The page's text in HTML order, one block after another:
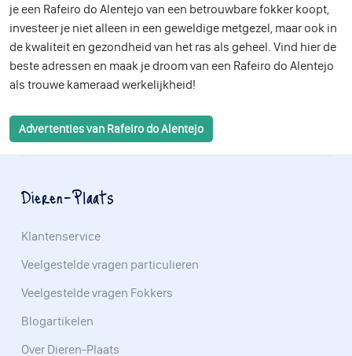
je een Rafeiro do Alentejo van een betrouwbare fokker koopt,
investeer je niet alleen in een geweldige metgezel, maar ook in
de kwaliteit en gezondheid van het ras als geheel. Vind hier de
beste adressen en maak je droom van een Rafeiro do Alentejo
als trouwe kameraad werkelijkheid!
Advertenties van Rafeiro do Alentejo
Dieren-Plaats
Klantenservice
Veelgestelde vragen particulieren
Veelgestelde vragen Fokkers
Blogartikelen
Over Dieren-Plaats